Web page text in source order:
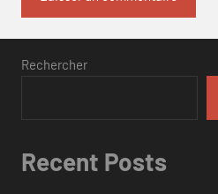
Rechercher
Recent Posts